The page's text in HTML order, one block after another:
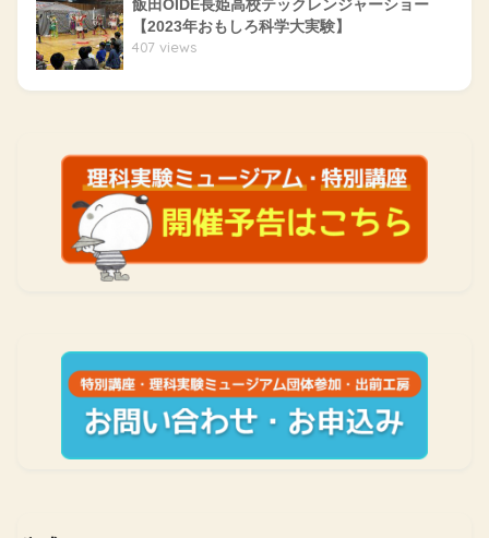
飯田OIDE長姫高校テックレンジャーショー
【2023年おもしろ科学大実験】
407 views